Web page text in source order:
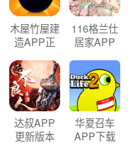
木屋竹屋建
造APP正
116格兰仕
居家APP
达叔APP
更新版本
华夏召车
APP下载